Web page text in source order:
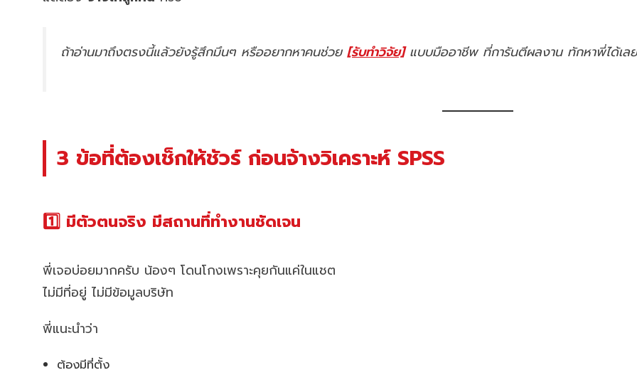
ถ้าอ่านมาถึงตรงนี้แล้วยังรู้สึกมึนๆ หรืออยากหาคนช่วย [รับทำวิจัย]แบบมืออาชีพ ที่การันตีผลงาน ทักหาพี่ได้เล
3 ข้อที่ต้องเช็กให้ชัวร์ ก่อนจ้างวิเคราะห์ SPSS
1️⃣ มีตัวตนจริง มีสถานที่ทำงานชัดเจน
พี่เจอบ่อยมากครับ น้องๆ โดนโกงเพราะคุยกันแค่ในแชต
ไม่มีที่อยู่ ไม่มีข้อมูลบริษัท
พี่แนะนำว่า
ต้องมีที่ตั้ง